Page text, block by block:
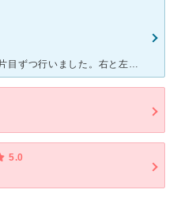
白内障の手術を一泊二日の入院で片目ずつ行いました。右と左は2週間の間隔を開けての入院でした。手術は正味20分位。目の手術なんて初めてで凄く怖かったですが順調に終わりました。手術した目を覆ったガーゼは2
5.0